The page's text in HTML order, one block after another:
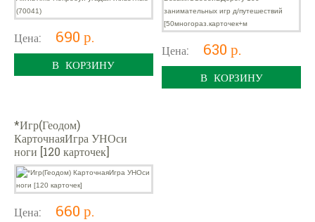
Цена: 690 р.
В КОРЗИНУ
Цена: 630 р.
В КОРЗИНУ
*Игр(Геодом)
КарточнаяИгра УНОси
ноги [120 карточек]
Цена: 660 р.